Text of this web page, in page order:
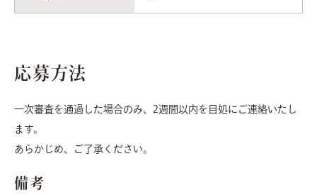
応募方法
一次審査を通過した場合のみ、2週間以内を目処にご連絡いたし
ます。
あらかじめ、ご了承ください。
備考